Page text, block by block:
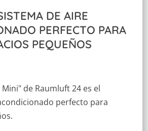
DE AIRE
PERFECTO PARA
PEQUEÑOS
de Raumluft 24 es el
perfecto para